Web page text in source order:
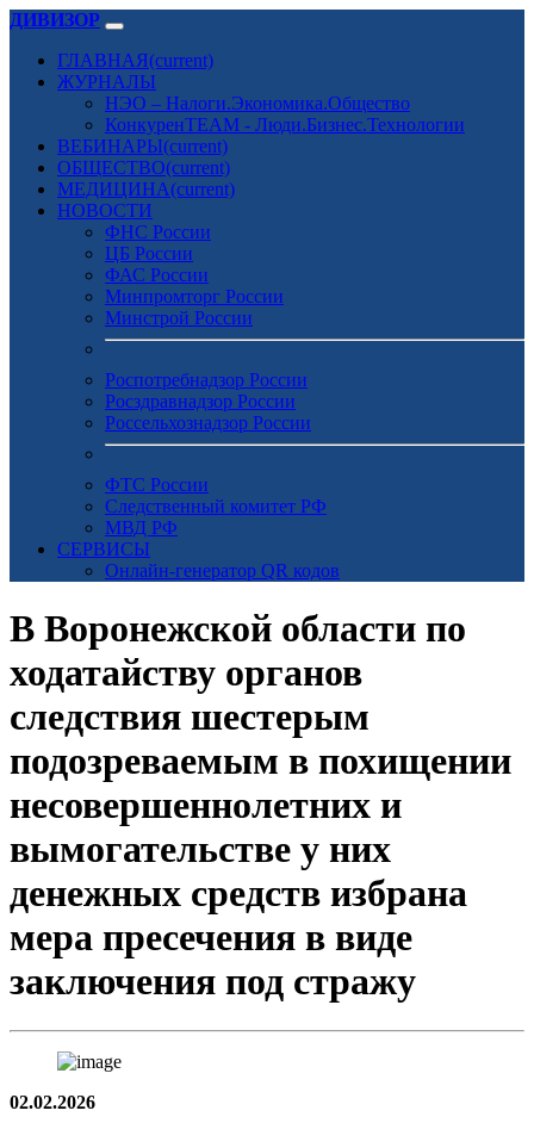
ДИВИЗОР
ГЛАВНАЯ(current)
ЖУРНАЛЫ
НЭО – Налоги.Экономика.Общество
КонкуренTEAM - Люди.Бизнес.Технологии
ВЕБИНАРЫ(current)
ОБЩЕСТВО(current)
МЕДИЦИНА(current)
НОВОСТИ
ФНС России
ЦБ России
ФАС России
Минпромторг России
Минстрой России
Роспотребнадзор России
Росздравнадзор России
Россельхознадзор России
ФТС России
Следственный комитет РФ
МВД РФ
СЕРВИСЫ
Онлайн-генератор QR кодов
В Воронежской области по
ходатайству органов
следствия шестерым
подозреваемым в похищении
несовершеннолетних и
вымогательстве у них
денежных средств избрана
мера пресечения в виде
заключения под стражу
02.02.2026